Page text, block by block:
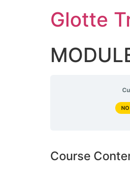
Glotte
Course